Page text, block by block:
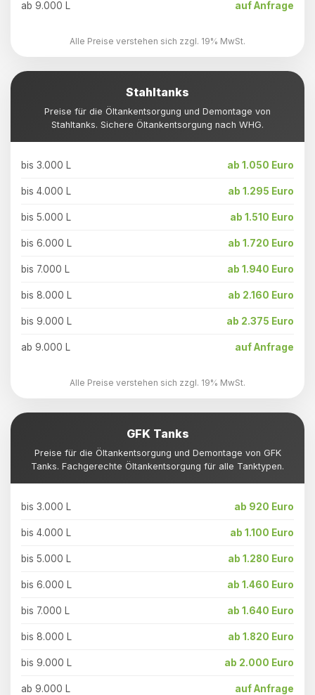
ab 9.000 L auf Anfrage
Alle Preise verstehen sich zzgl. 19% MwSt.
Stahltanks
Preise für die Öltankentsorgung und Demontage von
Stahltanks. Sichere Öltankentsorgung nach WHG.
bis 3.000 L ab 1.050 Euro
bis 4.000 L ab 1.295 Euro
bis 5.000 L ab 1.510 Euro
bis 6.000 L ab 1.720 Euro
bis 7.000 L ab 1.940 Euro
bis 8.000 L ab 2.160 Euro
bis 9.000 L ab 2.375 Euro
ab 9.000 L auf Anfrage
Alle Preise verstehen sich zzgl. 19% MwSt.
GFK Tanks
Preise für die Öltankentsorgung und Demontage von GFK
Tanks. Fachgerechte Öltankentsorgung für alle Tanktypen.
bis 3.000 L ab 920 Euro
bis 4.000 L ab 1.100 Euro
bis 5.000 L ab 1.280 Euro
bis 6.000 L ab 1.460 Euro
bis 7.000 L ab 1.640 Euro
bis 8.000 L ab 1.820 Euro
bis 9.000 L ab 2.000 Euro
ab 9.000 L auf Anfrage